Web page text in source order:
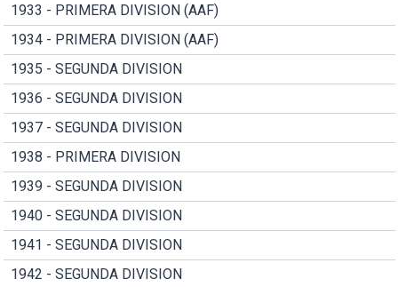
1933 - PRIMERA DIVISION (AAF)
1934 - PRIMERA DIVISION (AAF)
1935 - SEGUNDA DIVISION
1936 - SEGUNDA DIVISION
1937 - SEGUNDA DIVISION
1938 - PRIMERA DIVISION
1939 - SEGUNDA DIVISION
1940 - SEGUNDA DIVISION
1941 - SEGUNDA DIVISION
1942 - SEGUNDA DIVISION